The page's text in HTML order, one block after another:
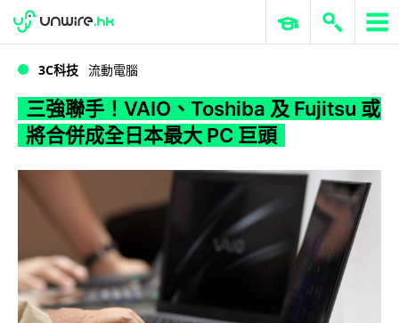
WWDC 2026 ERP 與商業 AI
3C科技 流動電腦
三強聯手！VAIO、Toshiba 及 Fujitsu 或
將合併成全日本最大 PC 巨頭